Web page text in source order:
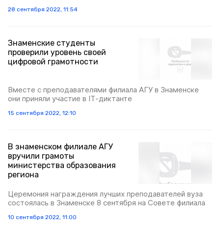
28 сентября 2022, 11:54
Знаменские студенты
проверили уровень своей
цифровой грамотности
Вместе с преподавателями филиала АГУ в Знаменске
они приняли участие в IТ-диктанте
15 сентября 2022, 12:10
В знаменском филиале АГУ
вручили грамоты
министерства образования
региона
Церемония награждения лучших преподавателей вуза
состоялась в Знаменске 8 сентября на Совете филиала
10 сентября 2022, 11:00